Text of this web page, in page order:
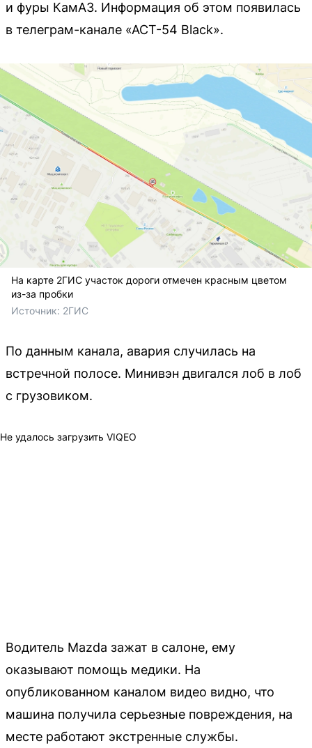
и фуры КамАЗ. Информация об этом появилась
в телеграм-канале «АСТ-54 Black».
На карте 2ГИС участок дороги отмечен красным цветом
из-за пробки
Источник: 2ГИС
По данным канала, авария случилась на
встречной полосе. Минивэн двигался лоб в лоб
с грузовиком.
Не удалось загрузить VIQEO
Водитель Mazda зажат в салоне, ему
оказывают помощь медики. На
опубликованном каналом видео видно, что
машина получила серьезные повреждения, на
месте работают экстренные службы.